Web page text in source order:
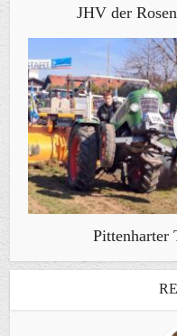
JHV der
Pittenharter